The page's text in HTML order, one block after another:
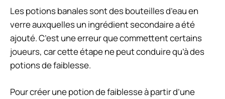
Les potions banales sont des bouteilles d’eau en
verre auxquelles un ingrédient secondaire a été
ajouté. C’est une erreur que commettent certains
joueurs, car cette étape ne peut conduire qu’à des
potions de faiblesse.
Pour créer une potion de faiblesse à partir d’une